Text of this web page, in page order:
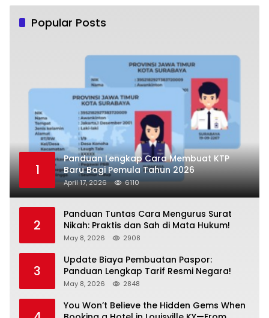
Popular Posts
1
Panduan Lengkap Cara Membuat KTP
Baru Bagi Pemula Tahun 2026
April 17, 2026 6110
2
Panduan Tuntas Cara Mengurus Surat
Nikah: Praktis dan Sah di Mata Hukum!
May 8, 2026 2908
3
Update Biaya Pembuatan Paspor:
Panduan Lengkap Tarif Resmi Negara!
May 8, 2026 2848
You Won’t Believe the Hidden Gems When